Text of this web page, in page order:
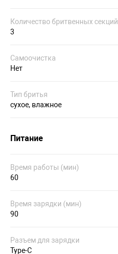
Количество бритвенных секций
3
Самоочистка
Нет
Тип бритья
сухое, влажное
Питание
Время работы (мин)
60
Время зарядки (мин)
90
Разъем для зарядки
Type-C